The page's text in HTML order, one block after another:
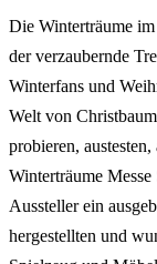
Die Winterträume
der verzaubernde
Winterfans und
Welt von
probieren,
Winterträume
Aussteller ein
hergestellten und